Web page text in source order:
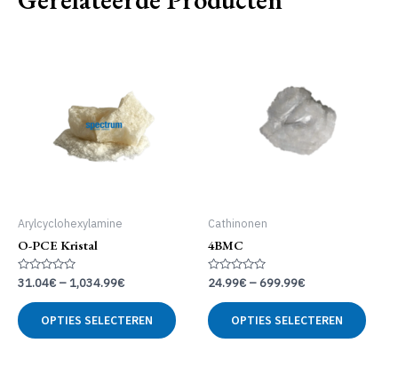
Arylcyclohexylamine
O-PCE Kristal
Gewaardeerd
0
uit
5
31.04€ – 1,034.99€
OPTIES SELECTEREN
product
Cathinonen
4BMC
Gewaardeerd
0
uit
5
24.99€ –699.99€
OPTIES SELECTEREN